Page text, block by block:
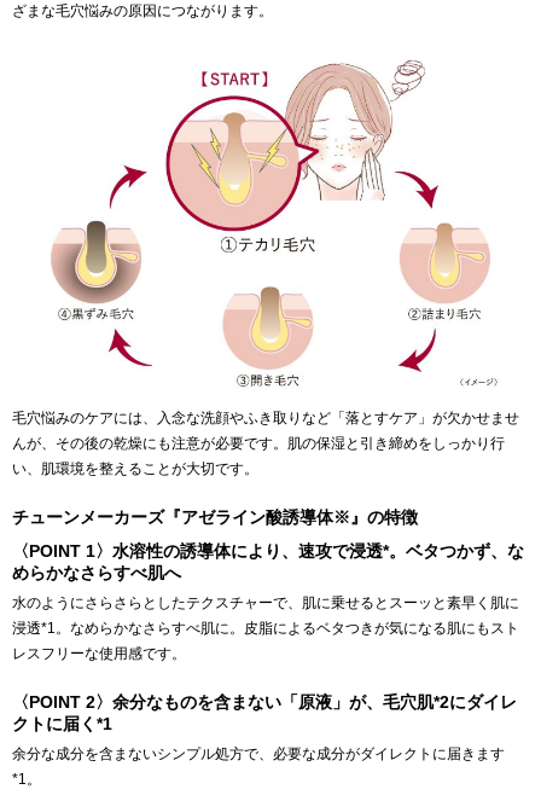
ざまな毛穴悩みの原因につながります。
毛穴悩みのケアには、入念な洗顔やふき取りなど「落とすケア」が欠かせませ
んが、その後の乾燥にも注意が必要です。肌の保湿と引き締めをしっかり行
い、肌環境を整えることが大切です。
チューンメーカーズ『アゼライン酸誘導体※』の特徴
〈POINT 1〉水溶性の誘導体により、速攻で浸透*。ベタつかず、な
めらかなさらすべ肌へ
水のようにさらさらとしたテクスチャーで、肌に乗せるとスーッと素早く肌に
浸透*1。なめらかなさらすべ肌に。皮脂によるベタつきが気になる肌にもスト
レスフリーな使用感です。
〈POINT 2〉余分なものを含まない「原液」が、毛穴肌*2にダイレ
クトに届く*1
余分な成分を含まないシンプル処方で、必要な成分がダイレクトに届きます
*1。